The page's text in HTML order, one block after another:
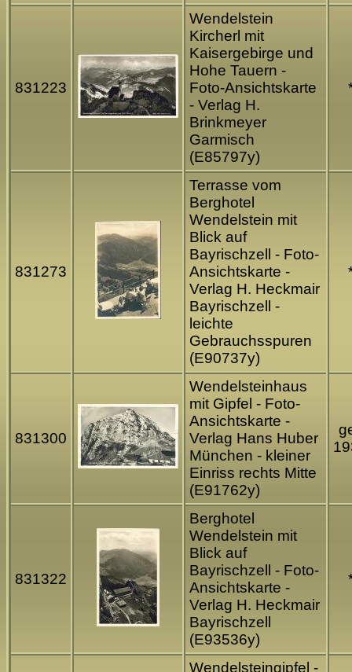
831223
Wendelstein
Kircherl mit
Kaisergebirge und
Hohe Tauern -
Foto-Ansichtskarte
- Verlag H.
Brinkmeyer
Garmisch
(E85797y)
831273
Terrasse vom
Berghotel
Wendelstein mit
Blick auf
Bayrischzell - Foto-
Ansichtskarte -
Verlag H. Heckmair
Bayrischzell -
leichte
Gebrauchsspuren
(E90737y)
831300
Wendelsteinhaus
mit Gipfel - Foto-
Ansichtskarte -
Verlag Hans Huber
München - kleiner
Einriss rechts Mitte
(E91762y)
831322
Berghotel
Wendelstein mit
Blick auf
Bayrischzell - Foto-
Ansichtskarte -
Verlag H. Heckmair
Bayrischzell
(E93536y)
Wendelsteingipfel -